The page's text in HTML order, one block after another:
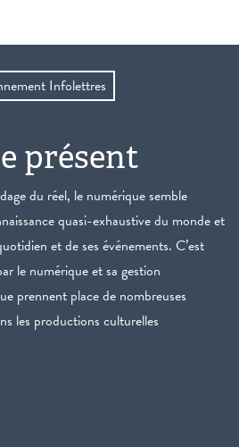
Infolettres
présent
du réel, le numérique semble
quasi-exhaustive du monde et
et de ses événements. C’est
le numérique et sa gestion
prennent place de nombreuses
les productions culturelles